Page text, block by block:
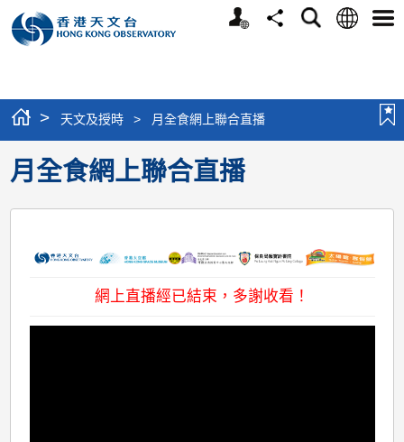
個
分
搜
語
選
> 天文及授時 > 月全食網上聯合直播
月全食網上聯合直播
網上直播經已結束，多謝收看！